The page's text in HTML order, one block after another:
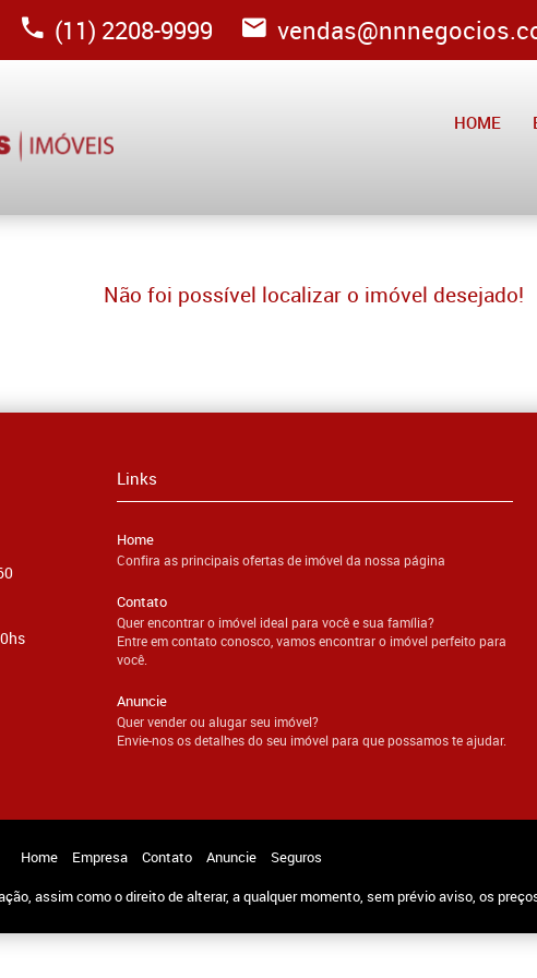
(11) 2208-9999
HOME
Não foi possível localizar o imóvel desejado!
Links
Home
Confira as principais ofertas de imóvel da nossa página
Contato
Quer encontrar o imóvel ideal para você e sua família?
Entre em contato conosco, vamos encontrar o imóvel perfeito para
você.
Anuncie
Quer vender ou alugar seu imóvel?
Envie-nos os detalhes do seu imóvel para que possamos te ajudar.
Home Empresa Contato Anuncie
Seguros
assim como o direito de alterar, a qualquer momento, sem prévio aviso, os